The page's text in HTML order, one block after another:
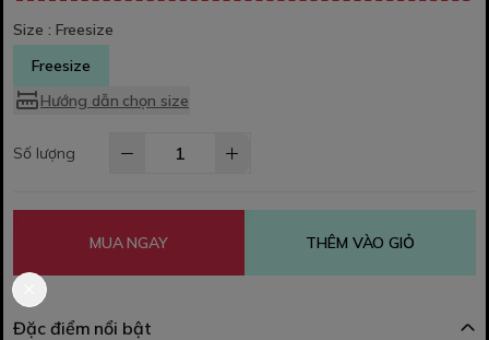
Size : Freesize
Freesize
Hướng dẫn chọn size
Số lượng
MUA NGAY THÊM VÀO GIỎ
Đặc điểm nổi bật